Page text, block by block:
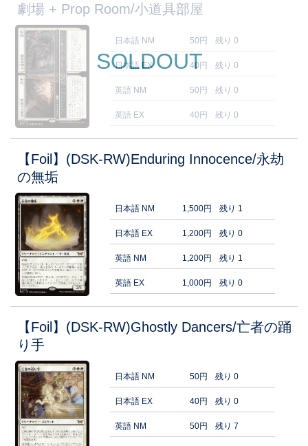
劇場 + Prop Room/小道具部屋
日本語 NM 50円 残り 0
日本語 EX 40円 残り 0
英語 NM 50円 残り 0
英語 EX 40円 残り 0
SOLDOUT
【Foil】(DSK-RW)Enduring Innocence/永劫
の無垢
日本語 NM 1,500円 残り 1
日本語 EX 1,200円 残り 0
英語 NM 1,200円 残り 1
英語 EX 1,000円 残り 0
【Foil】(DSK-RW)Ghostly Dancers/亡者の踊
り手
日本語 NM 50円 残り 0
日本語 EX 40円 残り 0
英語 NM 50円 残り 7